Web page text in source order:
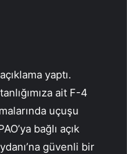
yaptı.
ait F-4
uçuşu
bağlı açık
güvenli bir